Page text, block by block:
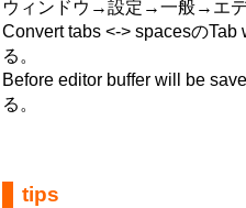
ウィンドウ→設定→一般→エ
Convert tabs <-> spacesの
る。
Before editor buffer will be
る。
tips